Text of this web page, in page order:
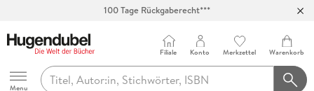
100 Tage Rückgaberecht***
Hugendubel
Menu
Filiale Konto Merkzettel Warenkorb